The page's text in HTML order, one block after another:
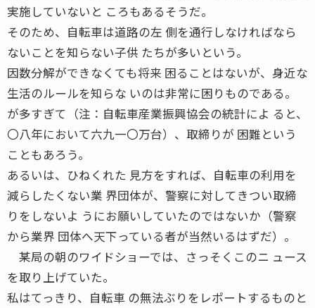
実施していないと ころもあるそうだ。
そのため、自転車は道路の左 側を通行しなければなら
ないことを知らない子供 たちが多いという。
因数分解ができなくても将来 困ることはないが、身近な
生活のルールを知らな いのは非常に困りものである。
が多すぎて（注：自転車産業振興協会の統計によ ると、
〇八年において六九一〇万台）、取締りが 困難という
こともあろう。
あるいは、ひねくれた 見方をすれば、自転車の利用を
減らしたくない業 界団体が、警察に対してきつい取締
りをしないよ うにお願いしていたのではないか（警察
から業界 団体へ天下っている者が当然いるはずだ）。
某局の朝のワイドショーでは、さっそくこのニ ュース
を取り上げていた。
私はてっきり、自転車 の無法ぶりをレポートするものと